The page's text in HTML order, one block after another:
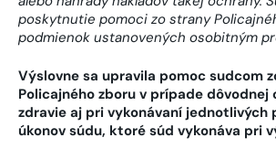
poskytnutie pomoci zo strany
podmienok ustanovených osobitným
Výslovne sa upravila pomoc sudcom
Policajného zboru v prípade dôvodnej
zdravie aj pri vykonávaní jednotlivých
úkonov súdu, ktoré súd vykonáva pri